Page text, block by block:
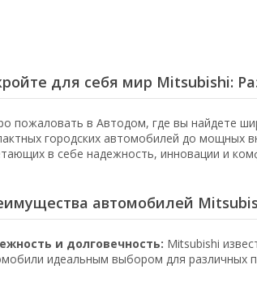
для себя мир Mitsubishi:
пожаловать в Автодом, где вы найдете
городских автомобилей до мощных
в себе надежность, инновации и
автомобилей
и долговечность: Mitsubishi
идеальным выбором для различных